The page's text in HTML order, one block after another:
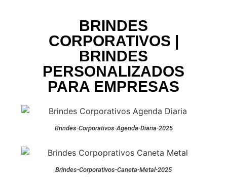
BRINDES
CORPORATIVOS |
BRINDES
PERSONALIZADOS
PARA EMPRESAS
Brindes-Corporativos-Agenda-Diaria-2025
Brindes-Corporativos-Caneta-Metal-2025